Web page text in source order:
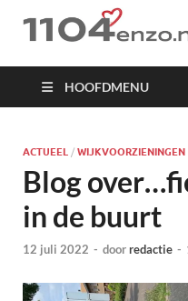
1104 en
HOOFDMENU
ACTUEEL / WIJKVOORZIENINGEN
Blog
in de buurt
12 juli 2022 - doorredactie -